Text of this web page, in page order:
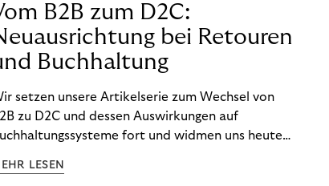
B2B zum D2C:
bei Retouren
Buchhaltung
setzen unsere Artikelserie zum Wechsel von
zu D2C und dessen Auswirkungen auf
fort und widmen uns heute
D2C-Bereich.
LESEN